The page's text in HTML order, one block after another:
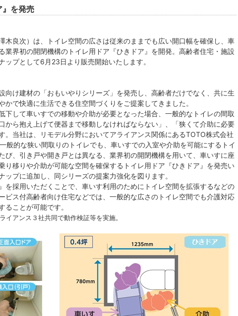
』を発売
木良次）は、トイレ空間の広さは従来のままでも広い開口幅を確保し、車
業界初の開閉機構のトイレ用ドア『ひきドア』を開発。高齢者住宅・施設
プとして6月23日より販売開始いたします。
向け建材の「おもいやりシリーズ」を発売し、高齢者だけでなく、共に生
で快適に生活できる住空間づくりをご提案してきました。
下して車いすでの移動や介助が必要となった場合、一般的なトイレの間取
から抱え上げて便器まで移動しなければならない」、「狭くて介助に必要
。当社は、リモデル分野においてアライアンス関係にあるTOTO株式会社
般的な狭い間取りのトイレでも、車いすでの入室や介助を可能にするトイ
び、引き戸や開き戸とは異なる、業界初の開閉機構を用いて、車いすに座
り移りや介助が可能な空間を確保するトイレ用ドア『ひきドア』を発売い
プに追加し、同シリーズの提案力強化を図ります。
を採用いただくことで、車いす利用のためにトイレ空間を拡張するなどの
ビス付高齢者向け住宅などでは、一般的な広さのトイレ空間でも介護対応
ことが可能です。
アンス３社共同で動作検証等を実施。